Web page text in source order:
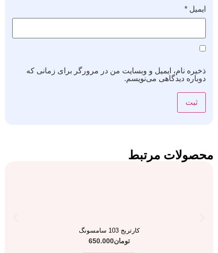
ایمیل *
ذخیره نام، ایمیل و وبسایت من در مرورگر برای زمانی که
دوباره دیدگاهی می‌نویسم.
محصولات مرتبط
کارتریج 103 سامسونگ
تومان650.000